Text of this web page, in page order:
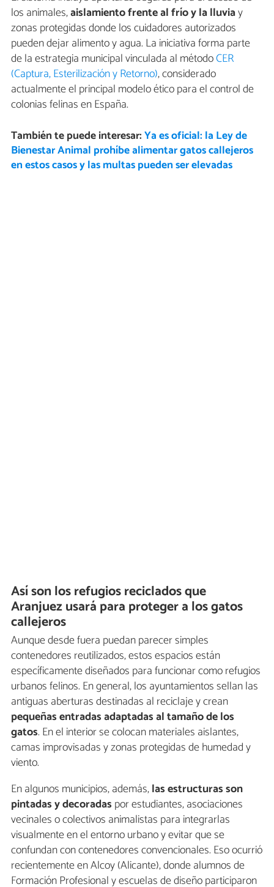
los animales,aislamiento frente al frío y la lluviay
zonas protegidas donde los cuidadores autorizados
pueden dejar alimento y agua. La iniciativa forma parte
de la estrategia municipal vinculada al métodoCER
(Captura, Esterilización y Retorno), considerado
actualmente el principal modelo ético para el control de
colonias felinas en España.
También te puede interesar:Ya es oficial: la Ley de
Bienestar Animal prohíbe alimentar gatos callejeros
en estos casos y las multas pueden ser elevadas
Así son los refugios reciclados que
Aranjuez usará para proteger a los gatos
callejeros
Aunque desde fuera puedan parecer simples
contenedores reutilizados, estos espacios están
específicamente diseñados para funcionar como refugios
urbanos felinos. En general, los ayuntamientos sellan las
antiguas aberturas destinadas al reciclaje y crean
pequeñas entradas adaptadas al tamaño de los
gatos. En el interior se colocan materiales aislantes,
camas improvisadas y zonas protegidas de humedad y
viento.
En algunos municipios, además,las estructuras son
pintadas y decoradas por estudiantes, asociaciones
vecinales o colectivos animalistas para integrarlas
visualmente en el entorno urbano y evitar que se
confundan con contenedores convencionales. Eso ocurrió
recientemente en Alcoy (Alicante), donde alumnos de
Formación Profesional y escuelas de diseño participaron